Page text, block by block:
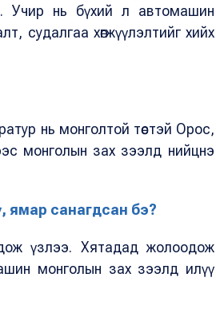
Учир нь бүхий л автомашин
судалгаа хөгжүүлэлтийг хийх
нь монголтой төстэй Орос,
монголын зах зээлд нийцнэ
ямар санагдсан бэ?
үзлээ. Хятадад жолоодож
монголын зах зээлд илүү